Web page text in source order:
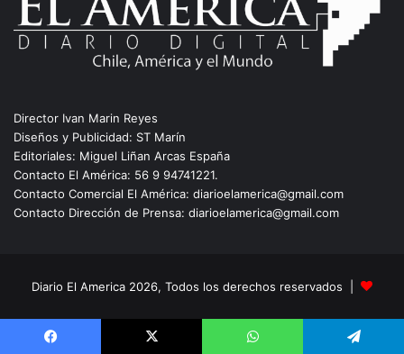
Director Ivan Marin Reyes
Diseños y Publicidad: ST Marín
Editoriales: Miguel Liñan Arcas España
Contacto El América: 56 9 94741221.
Contacto Comercial El América: diarioelamerica@gmail.com
Contacto Dirección de Prensa: diarioelamerica@gmail.com
Diario El America 2026, Todos los derechos reservados |